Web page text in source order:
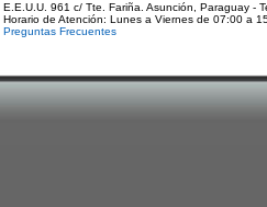
E.E.U.U. 961 c/ Tte. Fariña. Asunción, Paraguay -
Horario de Atención: Lunes a Viernes de 07:00 a
Preguntas Frecuentes